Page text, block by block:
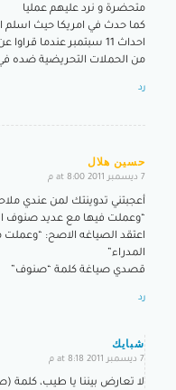
متحضرة و نرد عليهم عمليا
كما حدث في امريكا حيث اسلم
احداث 11 سبتمبر عندما
من الحملات التحريضية ضده
رد
حسين هلال
says:
7 ديسمبر 2011 at 8:00 م
أعجبتني تدوينتك لمن عندي
“وعملت فيها مع عديد صنوف
اعتقد الصياغه الاصح:
المدراء”
قصدي صياغة كلمة “صنوف”
رد
شبايك
says:
7 ديسمبر 2011 at 8:18 م
لا تعارض بيننا يا طيب،